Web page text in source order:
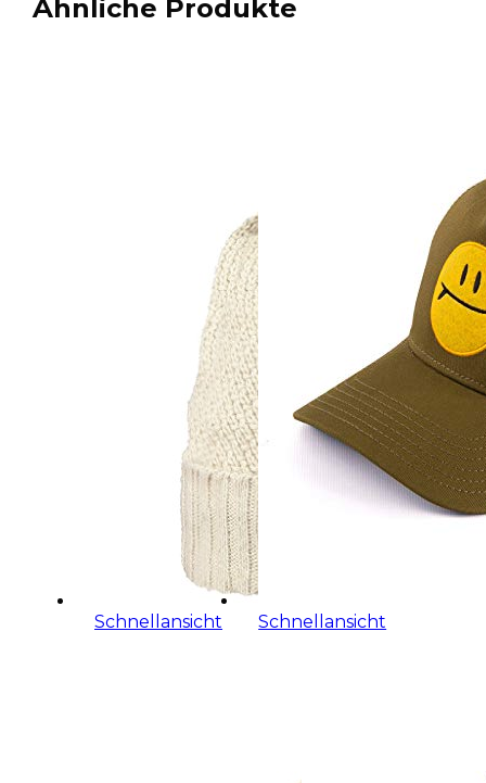
Ähnliche Produkte
Schnellansicht Schnellansicht